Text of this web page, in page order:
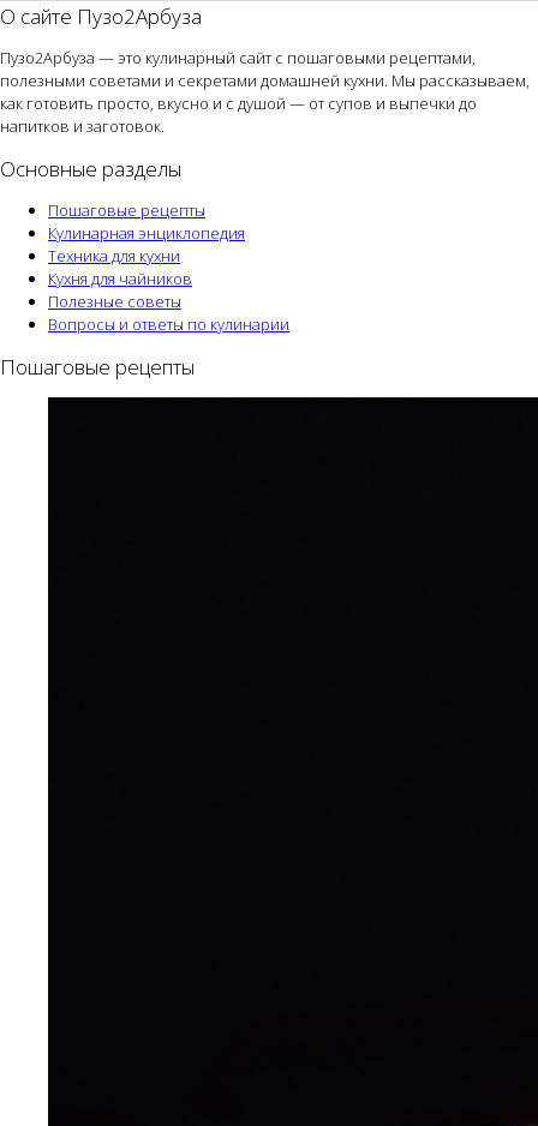
О сайте Пузо2Арбуза
Пузо2Арбуза — это кулинарный сайт с пошаговыми рецептами,
полезными советами и секретами домашней кухни. Мы рассказываем,
как готовить просто, вкусно и с душой — от супов и выпечки до
напитков и заготовок.
Основные разделы
Пошаговые рецепты
Кулинарная энциклопедия
Техника для кухни
Кухня для чайников
Полезные советы
Вопросы и ответы по кулинарии
Пошаговые рецепты